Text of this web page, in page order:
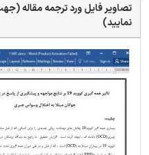
تصاویر فایل ورد ترجمه مقاله
نمایید)